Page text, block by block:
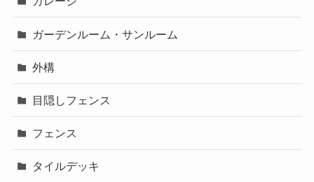
ガーデンルーム・サンルーム
外構
目隠しフェンス
フェンス
タイルデッキ